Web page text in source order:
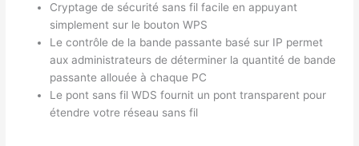
Cryptage de sécurité sans fil facile en appuyant
simplement sur le bouton WPS
Le contrôle de la bande passante basé sur IP permet
aux administrateurs de déterminer la quantité de bande
passante allouée à chaque PC
Le pont sans fil WDS fournit un pont transparent pour
étendre votre réseau sans fil